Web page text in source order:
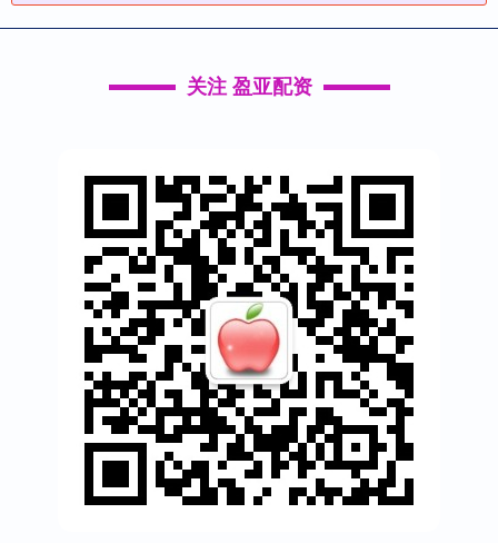
关注 盈亚配资